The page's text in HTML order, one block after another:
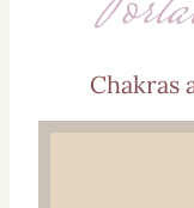
Chakras